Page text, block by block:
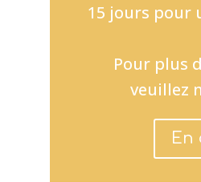
15 jours pour
Pour plus
veuillez
En